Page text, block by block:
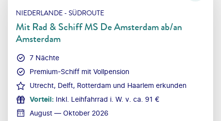
NIEDERLANDE - SÜDROUTE
Mit Rad & Schiff MS De Amsterdam ab/an
Amsterdam
7 Nächte
Premium-Schiff mit Vollpension
Utrecht, Delft, Rotterdam und Haarlem erkunden
Vorteil: Inkl. Leihfahrrad i. W. v. ca. 91 €
August — Oktober 2026